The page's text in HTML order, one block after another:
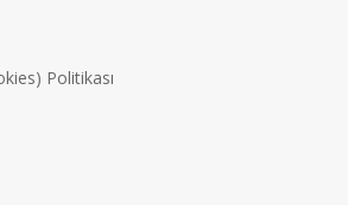
Politikası